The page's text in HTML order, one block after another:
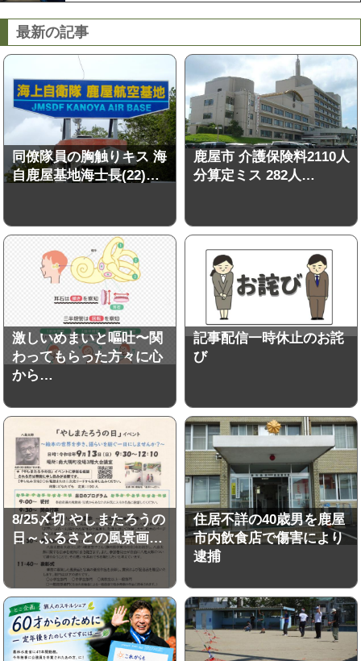
最新の記事
同僚隊員の胸触りキス 海
自鹿屋基地海士長(22)…
鹿屋市 介護保険料2110人
分算定ミス 282人…
激しいめまいと嘔吐〜関
わってもらった方々に心
から…
記事配信一時休止のお詫
び
8/25〆切 やしまたろうの
日～ふるさとの風景画…
住居不詳の40歳男を鹿屋
市内飲食店で傷害により
逮捕